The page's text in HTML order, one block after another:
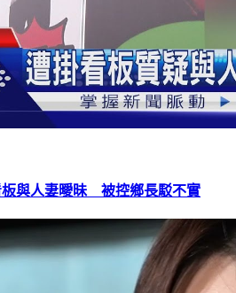
板與人妻曖昧 被控鄉長駁不實